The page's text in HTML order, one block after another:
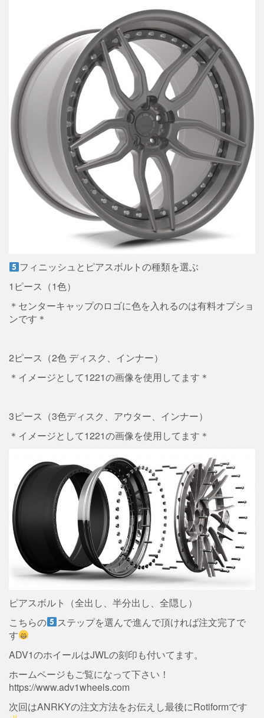
フィニッシュとピアスボルトの種類を選ぶ
1ピース（1色）
＊センターキャップのロゴに色を入れるのは有料オプショ
ンです＊
2ピース（2色 ディスク、インナー）
＊イメージとして1221の画像を使用してます＊
3ピース（3色ディスク、アウター、インナー）
＊イメージとして1221の画像を使用してます＊
ピアスボルト（全出し、半分出し、全隠し）
こちらの
ステップを選んで進んで頂ければ注文完了で
す
ADV1のホイールはJWLの刻印も付いてます。
ホームページもご覧になって下さい！
https://www.adv1wheels.com
次回はANRKYの注文方法をお伝えし最後にRotiformです